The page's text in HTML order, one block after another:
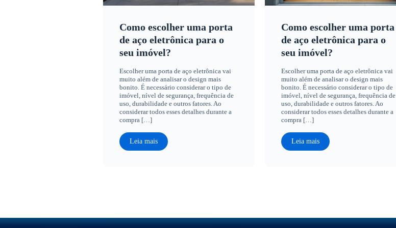
Como escolher uma porta
de aço eletrônica para o
seu imóvel?
Escolher uma porta de aço eletrônica vai
muito além de analisar o design mais
bonito. É necessário considerar o tipo de
imóvel, nível de segurança, frequência de
uso, durabilidade e outros fatores. Ao
considerar todos esses detalhes durante a
compra […]
Leia mais
Como escolher uma porta
de aço eletrônica para o
seu imóvel?
Escolher uma porta de aço eletrônica vai
muito além de analisar o design mais
bonito. É necessário considerar o tipo de
imóvel, nível de segurança, frequência de
uso, durabilidade e outros fatores. Ao
considerar todos esses detalhes durante a
compra […]
Leia mais